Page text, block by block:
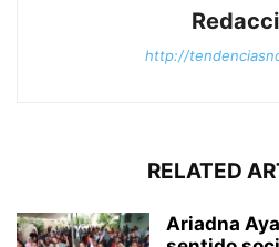
http://
RELATED
Ariadna